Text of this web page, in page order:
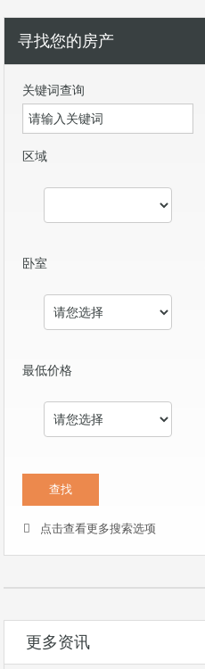
寻找您的房产
关键词查询
区域
卧室
最低价格
点击查看更多搜索选项
更多资讯